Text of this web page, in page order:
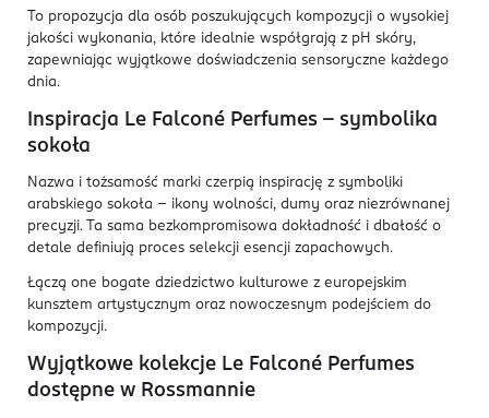
To propozycja dla osób poszukujących kompozycji o wysokiej
jakości wykonania, które idealnie współgrają z pH skóry,
zapewniając wyjątkowe doświadczenia sensoryczne każdego
dnia.
Inspiracja Le Falconé Perfumes – symbolika
sokoła
Nazwa i tożsamość marki czerpią inspirację z symboliki
arabskiego sokoła – ikony wolności, dumy oraz niezrównanej
precyzji. Ta sama bezkompromisowa dokładność i dbałość o
detale definiują proces selekcji esencji zapachowych.
Łączą one bogate dziedzictwo kulturowe z europejskim
kunsztem artystycznym oraz nowoczesnym podejściem do
kompozycji.
Wyjątkowe kolekcje Le Falconé Perfumes
dostępne w Rossmannie